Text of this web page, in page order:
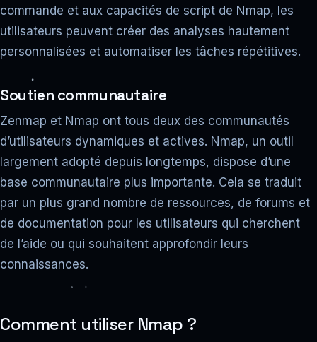
commande et aux capacités de script de Nmap, les
utilisateurs peuvent créer des analyses hautement
personnalisées et automatiser les tâches répétitives.
Soutien communautaire
Zenmap et Nmap ont tous deux des communautés
d’utilisateurs dynamiques et actives. Nmap, un outil
largement adopté depuis longtemps, dispose d’une
base communautaire plus importante. Cela se traduit
par un plus grand nombre de ressources, de forums et
de documentation pour les utilisateurs qui cherchent
de l’aide ou qui souhaitent approfondir leurs
connaissances.
Comment utiliser Nmap ?